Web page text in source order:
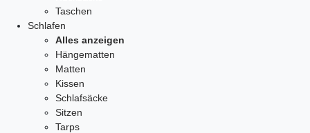
Taschen
Schlafen
Alles anzeigen
Hängematten
Matten
Kissen
Schlafsäcke
Sitzen
Tarps